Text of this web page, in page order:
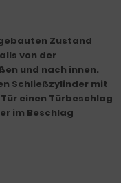
Zustand
von der
und nach innen.
Schließzylinder mit
einen Türbeschlag
im Beschlag